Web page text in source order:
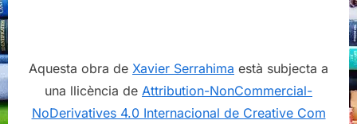
Aquesta obra de Xavier Serrahima està subjecta a
una llicència de Attribution-NonCommercial-
NoDerivatives 4.0 Internacional de Creative Com